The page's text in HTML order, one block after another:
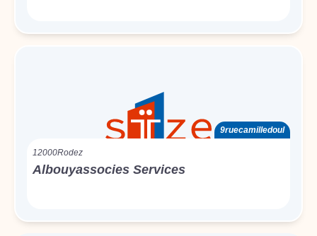
9ruecamilledoul
12000Rodez
Albouyassocies Services